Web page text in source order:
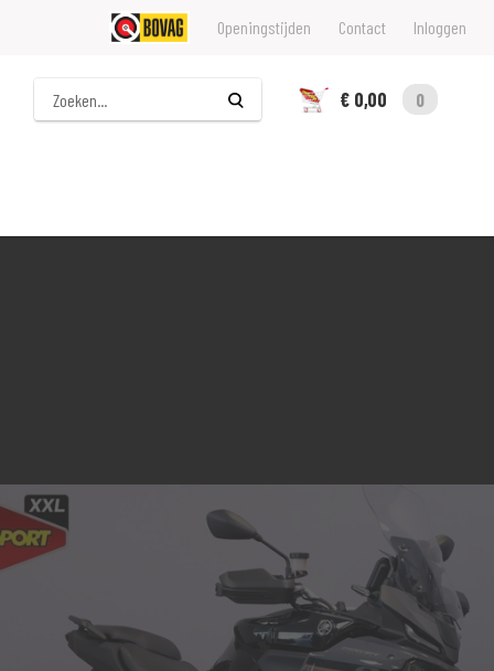
Openingstijden Contact Inloggen
Zoeken
€ 0,00
0